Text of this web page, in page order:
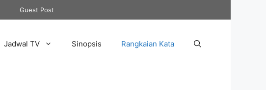
Guest Post
Jadwal TV Sinopsis Rangkaian Kata